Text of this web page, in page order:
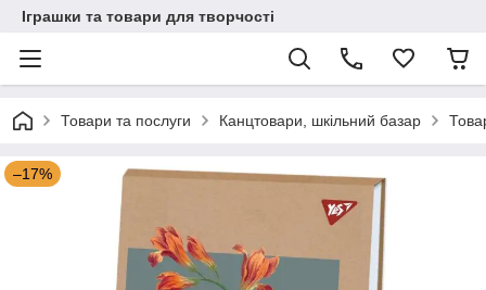
Іграшки та товари для творчості
Товари та послуги Канцтовари, шкільний базар
–17%